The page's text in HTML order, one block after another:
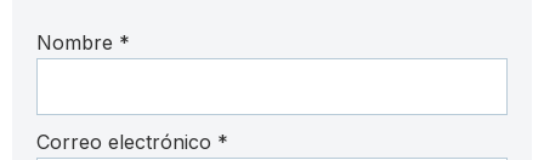
Nombre *
Correo electrónico *